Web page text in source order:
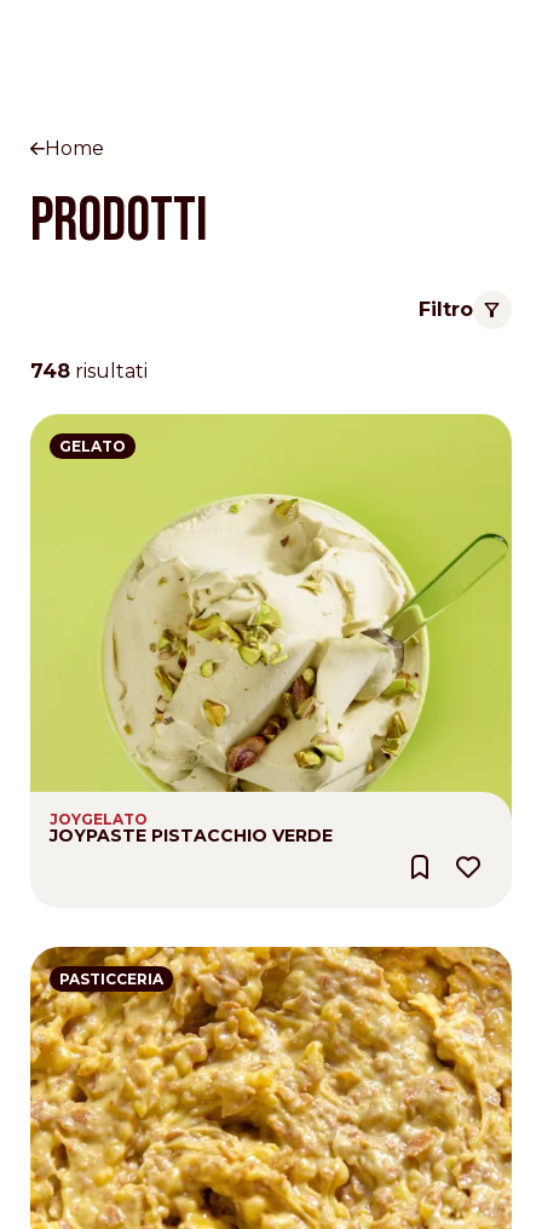
Home
Prodotti
Filtro
748 risultati
GELATO
JOYGELATO
JOYPASTE PISTACCHIO VERDE
PASTICCERIA